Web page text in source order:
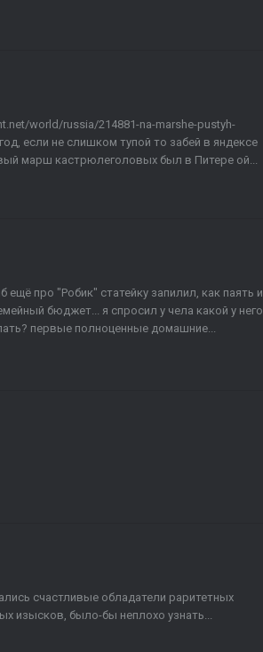
world/russia/214881-na-marshe-pustyh-
если не слишком тупой то забей в яндексе
марш кастрюлеголовых был в Питере ой...
про "Робик" статейку запилил, как паять и
бюджет... я спросил у чела какой у него
первые полноценные домашние...
счастливые обладатели раритетных
изысков, было-бы неплохо узнать...